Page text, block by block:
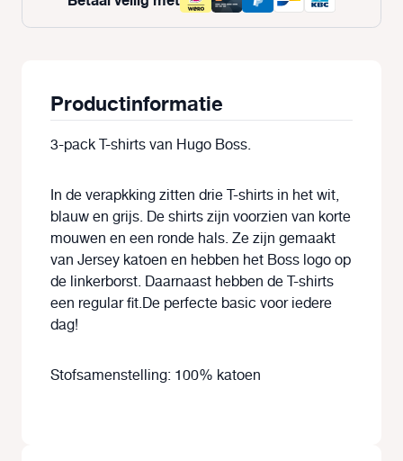
Productinformatie
3-pack T-shirts van Hugo Boss.
In de verapkking zitten drie T-shirts in het wit,
blauw en grijs. De shirts zijn voorzien van korte
mouwen en een ronde hals. Ze zijn gemaakt
van Jersey katoen en hebben het Boss logo op
de linkerborst. Daarnaast hebben de T-shirts
een regular fit.De perfecte basic voor iedere
dag!
Stofsamenstelling: 100% katoen